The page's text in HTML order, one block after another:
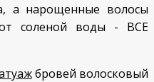
а нарощенные волосы
от соленой воды - ВСЕ
бровей волосковый